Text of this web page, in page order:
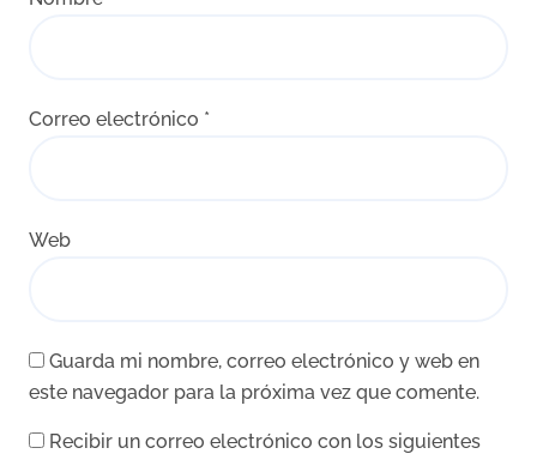
Correo electrónico *
Web
Guarda mi nombre, correo electrónico y web en
este navegador para la próxima vez que comente.
Recibir un correo electrónico con los siguientes